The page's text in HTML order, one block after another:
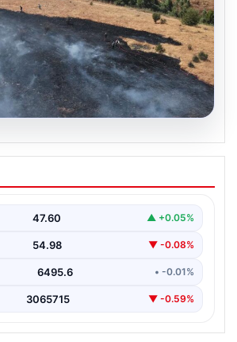
alandan ormana
söndürüldü
47.60 ▲ +0.05%
54.98 ▼ -0.08%
6495.6 • -0.01%
3065715 ▼ -0.59%